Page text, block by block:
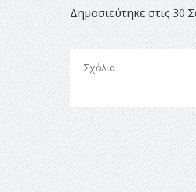
Δημοσιεύτηκε στις 30
Σχόλια